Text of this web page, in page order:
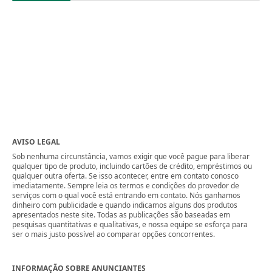
AVISO LEGAL
Sob nenhuma circunstância, vamos exigir que você pague para liberar
qualquer tipo de produto, incluindo cartões de crédito, empréstimos ou
qualquer outra oferta. Se isso acontecer, entre em contato conosco
imediatamente. Sempre leia os termos e condições do provedor de
serviços com o qual você está entrando em contato. Nós ganhamos
dinheiro com publicidade e quando indicamos alguns dos produtos
apresentados neste site. Todas as publicações são baseadas em
pesquisas quantitativas e qualitativas, e nossa equipe se esforça para
ser o mais justo possível ao comparar opções concorrentes.
INFORMAÇÃO SOBRE ANUNCIANTES